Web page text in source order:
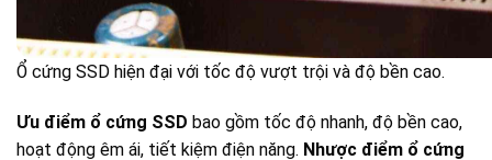
Ổ cứng SSD hiện đại với tốc độ vượt trội và độ bền cao.
Ưu điểm ổ cứng SSD bao gồm tốc độ nhanh, độ bền cao,
hoạt động êm ái, tiết kiệm điện năng. Nhược điểm ổ cứng